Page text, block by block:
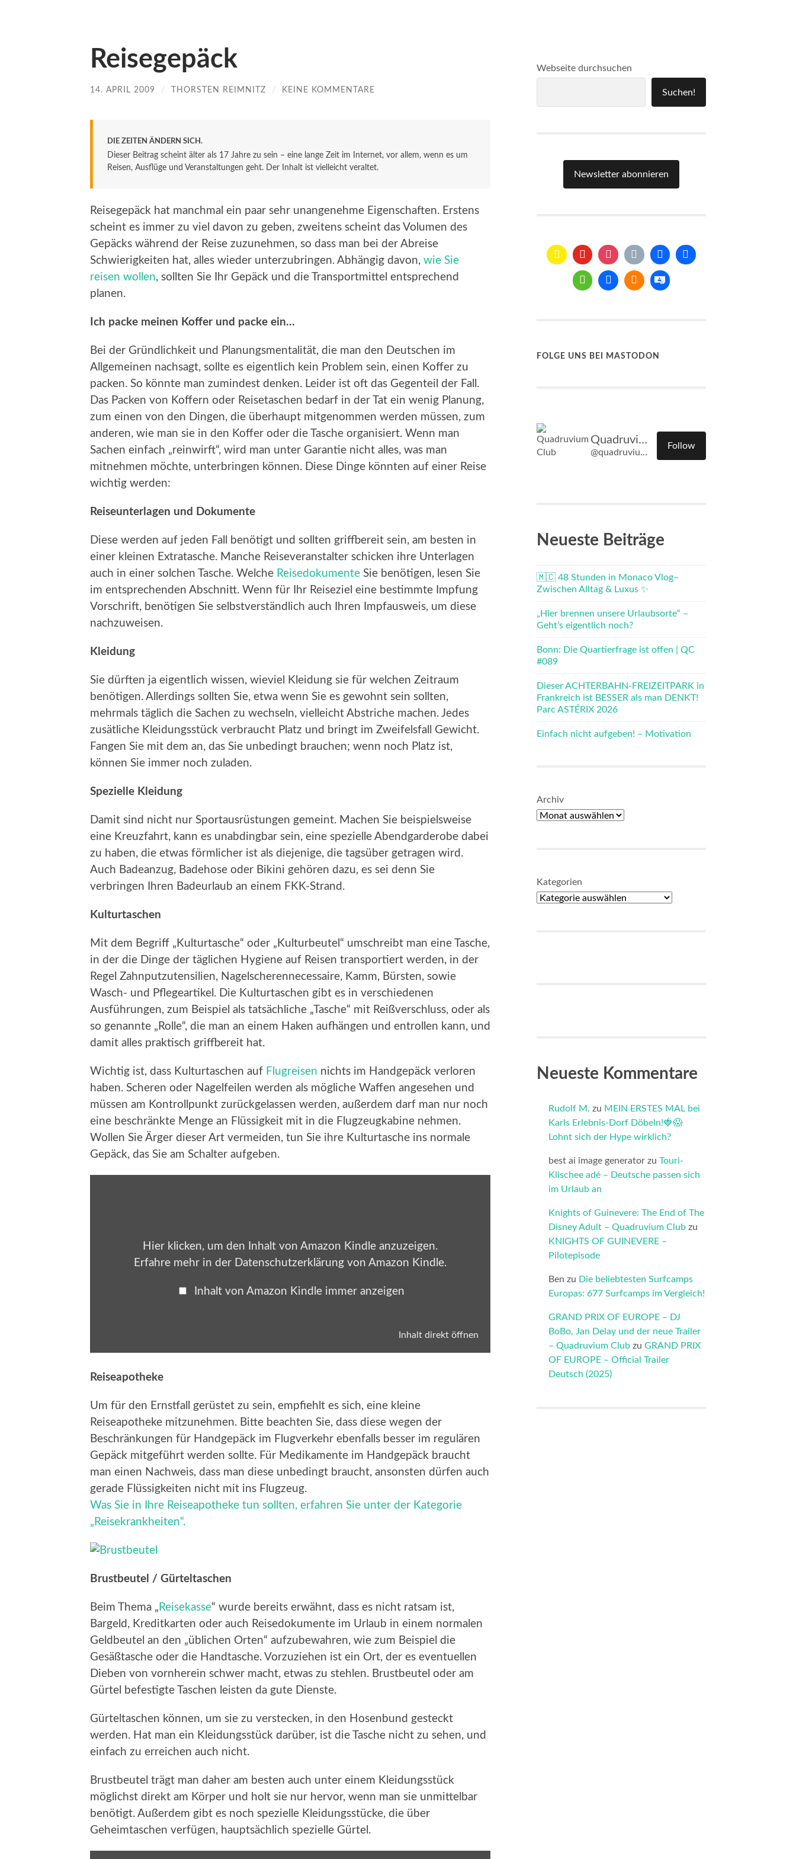
Reisegepäck
14. APRIL 2009 / THORSTEN REIMNITZ / KEINE KOMMENTARE
DIE ZEITEN ÄNDERN SICH.
Dieser Beitrag scheint älter als 17 Jahre zu sein – eine lange Zeit im Internet, vor allem, wenn es um
Reisen, Ausflüge und Veranstaltungen geht. Der Inhalt ist vielleicht veraltet.
Reisegepäck hat manchmal ein paar sehr unangenehme Eigenschaften. Erstens
scheint es immer zu viel davon zu geben, zweitens scheint das Volumen des
Gepäcks während der Reise zuzunehmen, so dass man bei der Abreise
Schwierigkeiten hat, alles wieder unterzubringen. Abhängig davon, wie Sie
reisen wollen, sollten Sie Ihr Gepäck und die Transportmittel entsprechend
planen.
Ich packe meinen Koffer und packe ein…
Bei der Gründlichkeit und Planungsmentalität, die man den Deutschen im
Allgemeinen nachsagt, sollte es eigentlich kein Problem sein, einen Koffer zu
packen. So könnte man zumindest denken. Leider ist oft das Gegenteil der Fall.
Das Packen von Koffern oder Reisetaschen bedarf in der Tat ein wenig Planung,
zum einen von den Dingen, die überhaupt mitgenommen werden müssen, zum
anderen, wie man sie in den Koffer oder die Tasche organisiert. Wenn man
Sachen einfach „reinwirft“, wird man unter Garantie nicht alles, was man
mitnehmen möchte, unterbringen können. Diese Dinge könnten auf einer Reise
wichtig werden:
Reiseunterlagen und Dokumente
Diese werden auf jeden Fall benötigt und sollten griffbereit sein, am besten in
einer kleinen Extratasche. Manche Reiseveranstalter schicken ihre Unterlagen
auch in einer solchen Tasche. Welche Reisedokumente Sie benötigen, lesen Sie
im entsprechenden Abschnitt. Wenn für Ihr Reiseziel eine bestimmte Impfung
Vorschrift, benötigen Sie selbstverständlich auch Ihren Impfausweis, um diese
nachzuweisen.
Kleidung
Sie dürften ja eigentlich wissen, wieviel Kleidung sie für welchen Zeitraum
benötigen. Allerdings sollten Sie, etwa wenn Sie es gewohnt sein sollten,
mehrmals täglich die Sachen zu wechseln, vielleicht Abstriche machen. Jedes
zusätliche Kleidungsstück verbraucht Platz und bringt im Zweifelsfall Gewicht.
Fangen Sie mit dem an, das Sie unbedingt brauchen; wenn noch Platz ist,
können Sie immer noch zuladen.
Spezielle Kleidung
Damit sind nicht nur Sportausrüstungen gemeint. Machen Sie beispielsweise
eine Kreuzfahrt, kann es unabdingbar sein, eine spezielle Abendgarderobe dabei
zu haben, die etwas förmlicher ist als diejenige, die tagsüber getragen wird.
Auch Badeanzug, Badehose oder Bikini gehören dazu, es sei denn Sie
verbringen Ihren Badeurlaub an einem FKK-Strand.
Kulturtaschen
Mit dem Begriff „Kulturtasche“ oder „Kulturbeutel“ umschreibt man eine Tasche,
in der die Dinge der täglichen Hygiene auf Reisen transportiert werden, in der
Regel Zahnputzutensilien, Nagelscherennecessaire, Kamm, Bürsten, sowie
Wasch- und Pflegeartikel. Die Kulturtaschen gibt es in verschiedenen
Ausführungen, zum Beispiel als tatsächliche „Tasche“ mit Reißverschluss, oder als
so genannte „Rolle“, die man an einem Haken aufhängen und entrollen kann, und
damit alles praktisch griffbereit hat.
Wichtig ist, dass Kulturtaschen auf Flugreisen nichts im Handgepäck verloren
haben. Scheren oder Nagelfeilen werden als mögliche Waffen angesehen und
müssen am Kontrollpunkt zurückgelassen werden, außerdem darf man nur noch
eine beschränkte Menge an Flüssigkeit mit in die Flugzeugkabine nehmen.
Wollen Sie Ärger dieser Art vermeiden, tun Sie ihre Kulturtasche ins normale
Gepäck, das Sie am Schalter aufgeben.
Hier klicken, um den Inhalt von Amazon Kindle anzuzeigen.
Erfahre mehr in der Datenschutzerklärung von Amazon Kindle.
Inhalt von Amazon Kindle immer anzeigen
Inhalt direkt öffnen
Reiseapotheke
Um für den Ernstfall gerüstet zu sein, empfiehlt es sich, eine kleine
Reiseapotheke mitzunehmen. Bitte beachten Sie, dass diese wegen der
Beschränkungen für Handgepäck im Flugverkehr ebenfalls besser im regulären
Gepäck mitgeführt werden sollte. Für Medikamente im Handgepäck braucht
man einen Nachweis, dass man diese unbedingt braucht, ansonsten dürfen auch
gerade Flüssigkeiten nicht mit ins Flugzeug.
Was Sie in Ihre Reiseapotheke tun sollten, erfahren Sie unter der Kategorie
„Reisekrankheiten“.
Brustbeutel / Gürteltaschen
Beim Thema „ Reisekasse“ wurde bereits erwähnt, dass es nicht ratsam ist,
Bargeld, Kreditkarten oder auch Reisedokumente im Urlaub in einem normalen
Geldbeutel an den „üblichen Orten“ aufzubewahren, wie zum Beispiel die
Gesäßtasche oder die Handtasche. Vorzuziehen ist ein Ort, der es eventuellen
Dieben von vornherein schwer macht, etwas zu stehlen. Brustbeutel oder am
Gürtel befestigte Taschen leisten da gute Dienste.
Gürteltaschen können, um sie zu verstecken, in den Hosenbund gesteckt
werden. Hat man ein Kleidungsstück darüber, ist die Tasche nicht zu sehen, und
einfach zu erreichen auch nicht.
Brustbeutel trägt man daher am besten auch unter einem Kleidungsstück
möglichst direkt am Körper und holt sie nur hervor, wenn man sie unmittelbar
benötigt. Außerdem gibt es noch spezielle Kleidungsstücke, die über
Geheimtaschen verfügen, hauptsächlich spezielle Gürtel.
Webseite durchsuchen
Suchen!
Newsletter abonnieren
FOLGE UNS BEI MASTODON
Quadruvium Club
@quadruvium.club@quadruvium.club
Follow
Neueste Beiträge
🇲🇨 48 Stunden in Monaco Vlog–
Zwischen Alltag & Luxus ✨
„Hier brennen unsere Urlaubsorte“ –
Geht’s eigentlich noch?
Bonn: Die Quartierfrage ist offen | QC
#089
Dieser ACHTERBAHN-FREIZEITPARK in
Frankreich ist BESSER als man DENKT!
Parc ASTÉRIX 2026
Einfach nicht aufgeben! – Motivation
Archiv
Kategorien
Neueste Kommentare
Rudolf M. zu MEIN ERSTES MAL bei
Karls Erlebnis-Dorf Döbeln!🍓😱
Lohnt sich der Hype wirklich?
best ai image generator zu Touri-
Klischee adé – Deutsche passen sich
im Urlaub an
Knights of Guinevere: The End of The
Disney Adult – Quadruvium Club zu
KNIGHTS OF GUINEVERE –
Pilotepisode
Ben zu Die beliebtesten Surfcamps
Europas: 677 Surfcamps im Vergleich!
GRAND PRIX OF EUROPE – DJ
BoBo, Jan Delay und der neue Trailer
– Quadruvium Club zu GRAND PRIX
OF EUROPE – Official Trailer
Deutsch (2025)